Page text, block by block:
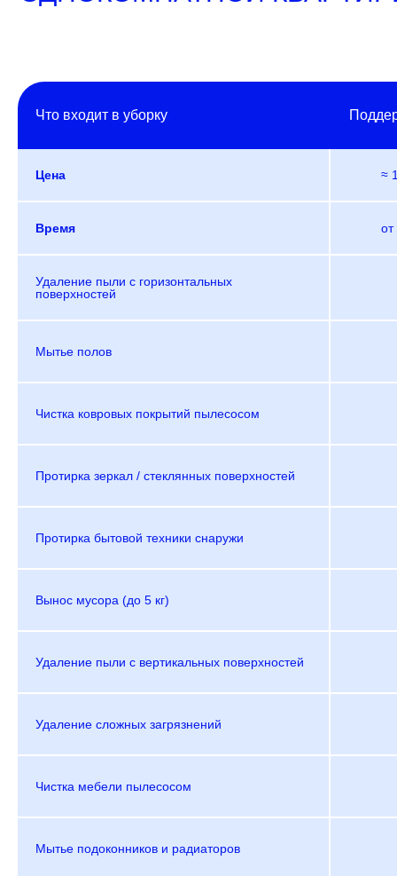
Что входит в уборку
Цена ≈
Время от
Удаление пыли с горизонтальных
поверхностей
Мытье полов
Чистка ковровых покрытий пылесосом
Протирка зеркал / стеклянных поверхностей
Протирка бытовой техники снаружи
Вынос мусора (до 5 кг)
Удаление пыли с вертикальных поверхностей
Удаление сложных загрязнений
Чистка мебели пылесосом
Мытье подоконников и радиаторов